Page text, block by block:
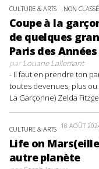
CULTURE & ARTS NON CLASSÉ
Coupe à la
de quelques
Paris des Années
parLouane Lallemant
- Il faut en prendre ton
toutes devenues, plus ou
La Garçonne) Zelda
CULTURE & ARTS 18 AOÛT
Life on
autre planète